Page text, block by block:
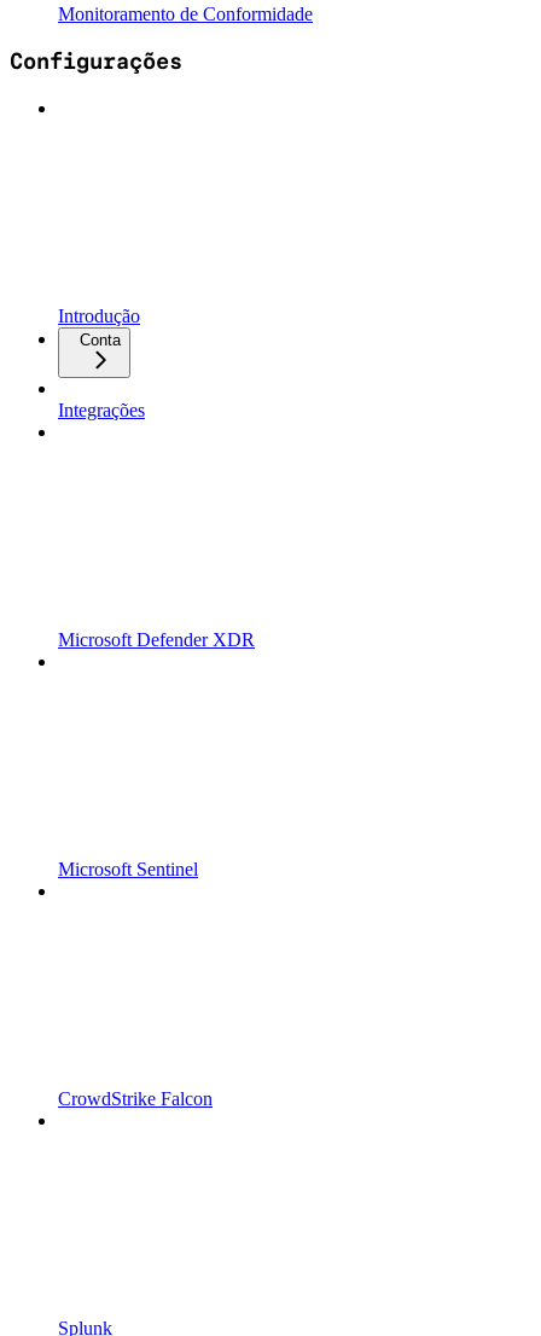
Monitoramento de Conformidade
Configurações
Introdução
Conta
Integrações
Microsoft Defender XDR
Microsoft Sentinel
CrowdStrike Falcon
Splunk